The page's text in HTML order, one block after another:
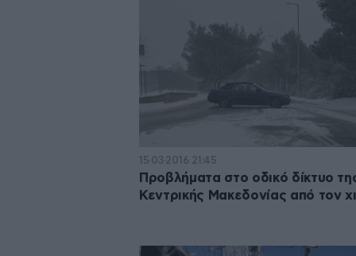
15·03·2016 21:45
Προβλήματα στο οδικό δίκτυο
Κεντρικής Μακεδονίας από τον